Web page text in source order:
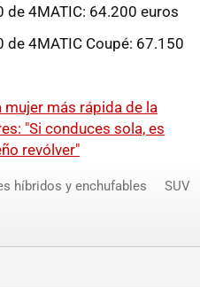
de 4MATIC: 64.200 euros
de 4MATIC Coupé: 67.150
mujer más rápida de la
"Si conduces sola, es
revólver"
híbridos y enchufables SUV